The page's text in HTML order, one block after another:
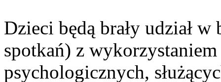
Dzieci będą brały udział
spotkań) z
psychologicznych,